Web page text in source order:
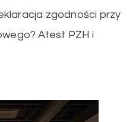
zgodności przy
Atest PZH i